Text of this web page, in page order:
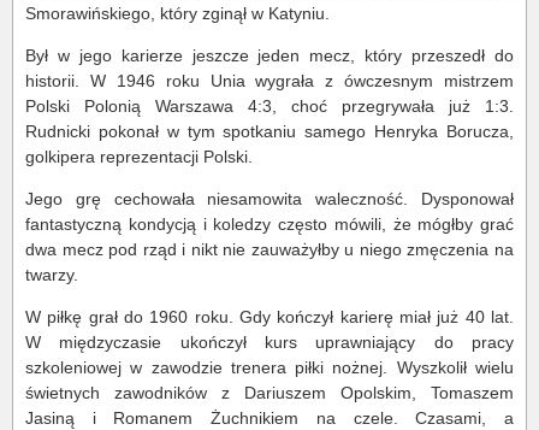
Smorawińskiego, który zginął w Katyniu.
Był w jego karierze jeszcze jeden mecz, który przeszedł do
historii. W 1946 roku Unia wygrała z ówczesnym mistrzem
Polski Polonią Warszawa 4:3, choć przegrywała już 1:3.
Rudnicki pokonał w tym spotkaniu samego Henryka Borucza,
golkipera reprezentacji Polski.
Jego grę cechowała niesamowita waleczność. Dysponował
fantastyczną kondycją i koledzy często mówili, że mógłby grać
dwa mecz pod rząd i nikt nie zauważyłby u niego zmęczenia na
twarzy.
W piłkę grał do 1960 roku. Gdy kończył karierę miał już 40 lat.
W międzyczasie ukończył kurs uprawniający do pracy
szkoleniowej w zawodzie trenera piłki nożnej. Wyszkolił wielu
świetnych zawodników z Dariuszem Opolskim, Tomaszem
Jasiną i Romanem Żuchnikiem na czele. Czasami, a